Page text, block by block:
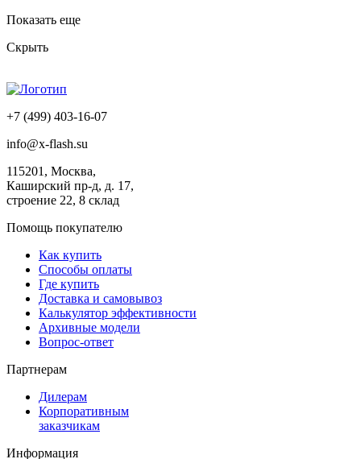
Показать еще
Скрыть
+7 (499) 403-16-07
info@x-flash.su
115201, Москва,
Каширский пр-д, д. 17,
строение 22, 8 склад
Помощь покупателю
Как купить
Способы оплаты
Где купить
Доставка и самовывоз
Калькулятор эффективности
Архивные модели
Вопрос-ответ
Партнерам
Дилерам
Корпоративным
заказчикам
Информация